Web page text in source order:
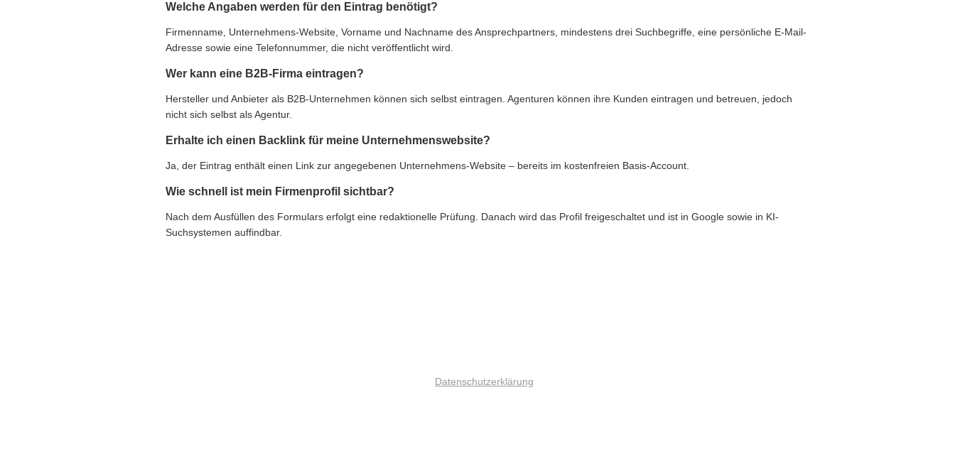
Datenschutzerklärung
Welche Angaben werden für den Eintrag benötigt?
Firmenname, Unternehmens-Website, Vorname und Nachname des Ansprechpartners, mindestens drei Suchbegriffe, eine persönliche E-Mail-
Adresse sowie eine Telefonnummer, die nicht veröffentlicht wird.
Wer kann eine B2B-Firma eintragen?
Hersteller und Anbieter als B2B-Unternehmen können sich selbst eintragen. Agenturen können ihre Kunden eintragen und betreuen, jedoch
nicht sich selbst als Agentur.
Erhalte ich einen Backlink für meine Unternehmenswebsite?
Ja, der Eintrag enthält einen Link zur angegebenen Unternehmens-Website – bereits im kostenfreien Basis-Account.
Wie schnell ist mein Firmenprofil sichtbar?
Nach dem Ausfüllen des Formulars erfolgt eine redaktionelle Prüfung. Danach wird das Profil freigeschaltet und ist in Google sowie in KI-
Suchsystemen auffindbar.